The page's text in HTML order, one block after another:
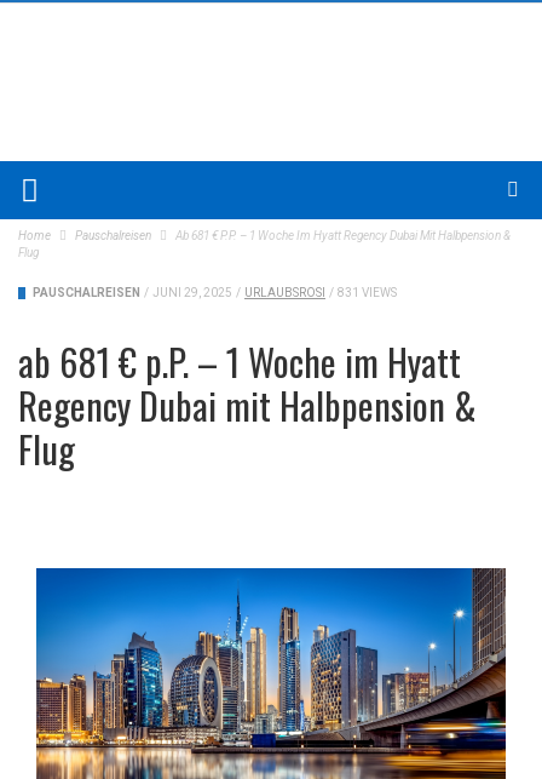
Home Pauschalreisen
Ab 681 € P.P. – 1 Woche Im Hyatt Regency Dubai Mit Halbpension &
Flug
PAUSCHALREISEN / JUNI 29, 2025 / URLAUBSROSI / 831 VIEWS
ab 681 € p.P. – 1 Woche im Hyatt
Regency Dubai mit Halbpension &
Flug